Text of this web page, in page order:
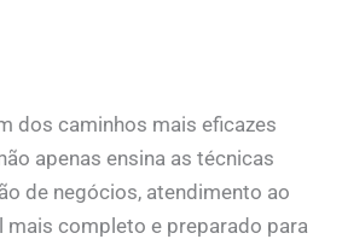
dos caminhos mais eficazes
apenas ensina as técnicas
de negócios, atendimento ao
completo e preparado para